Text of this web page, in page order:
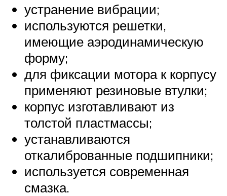
устранение вибрации;
используются решетки,
имеющие аэродинамическую
форму;
для фиксации мотора к корпусу
применяют резиновые втулки;
корпус изготавливают из
толстой пластмассы;
устанавливаются
откалиброванные подшипники;
используется современная
смазка.